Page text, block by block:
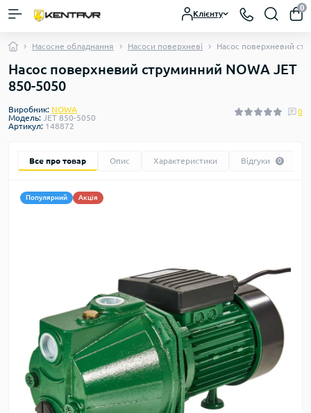
Клієнту
0
Насосне обладнання Насоси поверхневі Насос поверхневий
Насос поверхневий струминний NOWA JET
850-5050
Виробник: NOWA
Модель: JET 850-5050
Артикул: 148872
0
Все про товар Опис Характеристики Відгуки 0
Популярний Акція